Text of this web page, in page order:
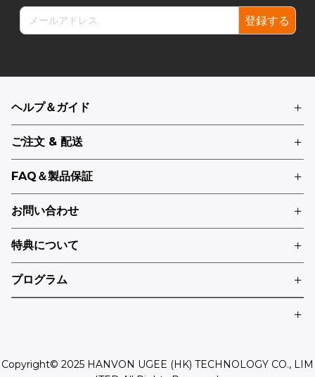
登録する
ヘルプ＆ガイド
ご注文 & 配送
FAQ＆製品保証
お問い合わせ
特典について
プログラム
Copyright© 2025 HANVON UGEE (HK) TECHNOLOGY CO., LIM